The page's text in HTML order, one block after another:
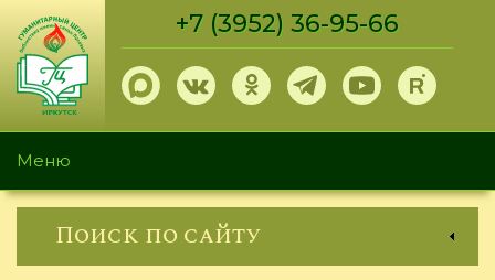
Перейти
основному
содержанию
+7 (3952) 36-95-66
Меню
Поиск по сайту